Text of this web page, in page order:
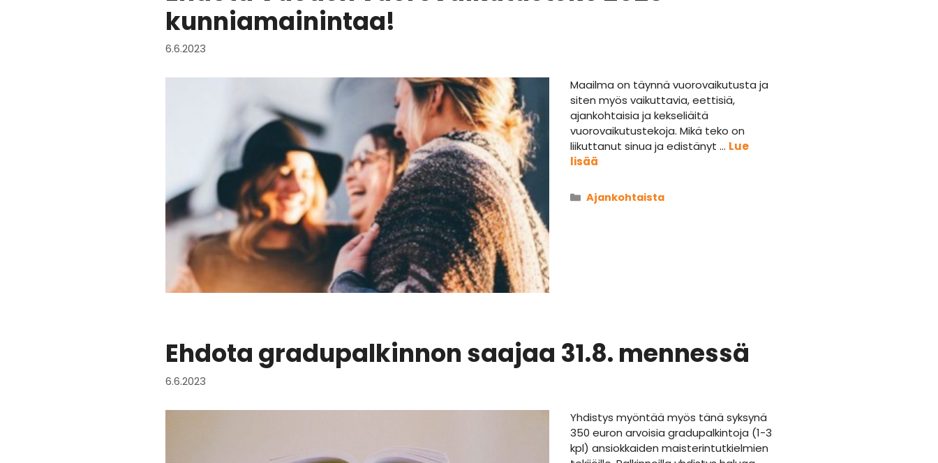
kunniamainintaa!
6.6.2023
Maailma on täynnä vuorovaikutusta ja
siten myös vaikuttavia, eettisiä,
ajankohtaisia ja kekseliäitä
vuorovaikutustekoja. Mikä teko on
liikuttanut sinua ja edistänyt … Lue
lisää
Kategoriat
Ajankohtaista
Ehdota gradupalkinnon saajaa 31.8. mennessä
6.6.2023
Yhdistys myöntää myös tänä syksynä
350 euron arvoisia gradupalkintoja (1-3
kpl) ansiokkaiden maisterintutkielmien